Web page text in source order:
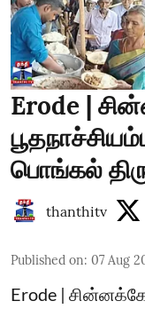
Erode |
பொங்கல்
thanthitv
Published on: 07 Aug
Erode |